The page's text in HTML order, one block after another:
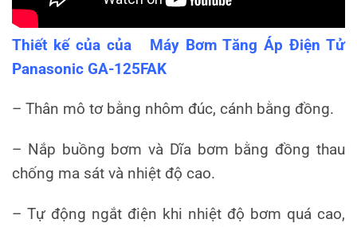
Thiết kế của của Máy Bơm Tăng Áp Điện Tử
Panasonic GA-125FAK
– Thân mô tơ bằng nhôm đúc, cánh bằng đồng.
– Nắp buồng bơm và Dĩa bơm bằng đồng thau
chống ma sát và nhiệt độ cao.
– Tự động ngắt điện khi nhiệt độ bơm quá cao,